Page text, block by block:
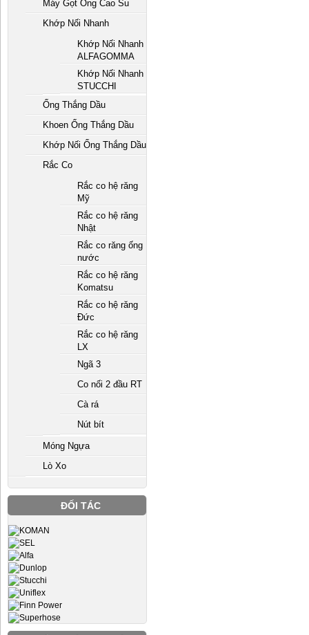
Máy Gọt Ống Cao Su
Khớp Nối Nhanh
Khớp Nối Nhanh
ALFAGOMMA
Khớp Nối Nhanh
STUCCHI
Ống Thắng Dầu
Khoen Ống Thắng Dầu
Khớp Nối Ống Thắng Dầu
Rắc Co
Rắc co hệ răng
Mỹ
Rắc co hệ răng
Nhật
Rắc co răng ống
nước
Rắc co hệ răng
Komatsu
Rắc co hệ răng
Đức
Rắc co hệ răng
LX
Ngã 3
Co nối 2 đầu RT
Cà rá
Nút bít
Móng Ngựa
Lò Xo
ĐỐI TÁC